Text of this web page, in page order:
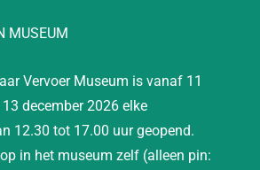
MUSEUM
Vervoer Museum is vanaf 11
december 2026 elke
12.30 tot 17.00 uur geopend.
in het museum zelf (alleen pin: